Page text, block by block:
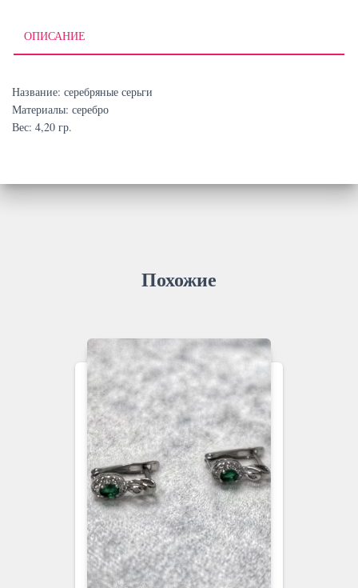
ОПИСАНИЕ
Название: серебряные серьги
Материалы: серебро
Вес: 4,20 гр.
Похожие